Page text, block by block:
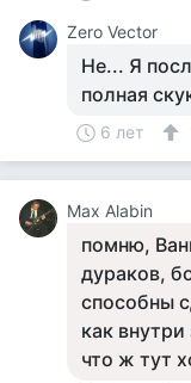
Zero Vector
Не... Я
полная
6 лет
Max Alabin
помню,
дураков,
способны
как
что ж тут